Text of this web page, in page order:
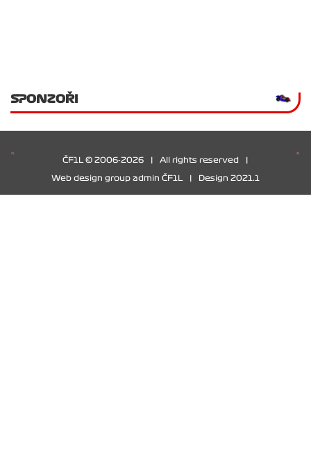
SPONZOŘI
ČF1L © 2006-2026 All rights reserved
Web design group admin ČF1L Design 2021.1